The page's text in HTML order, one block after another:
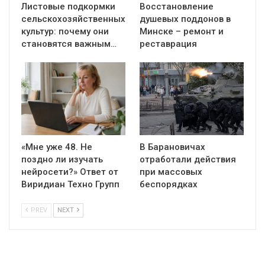
Листовые подкормки
сельскохозяйственных
культур: почему они
становятся важным…
Восстановление
душевых поддонов в
Минске – ремонт и
реставрация
«Мне уже 48. Не
поздно ли изучать
нейросети?» Ответ от
Виридиан Техно Групп
В Барановичах
отработали действия
при массовых
беспорядках
PREV NEXT